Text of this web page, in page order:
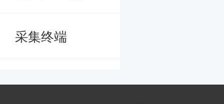
采集终端
缴费自助终端